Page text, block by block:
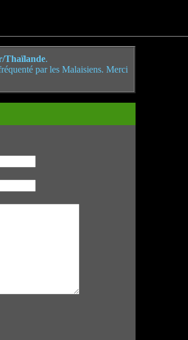
Thaïlande.
par les Malaisiens. Merci